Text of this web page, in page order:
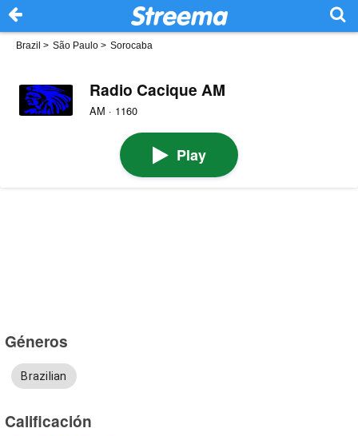
Brazil > São Paulo > Sorocaba
Radio Cacique AM
AM · 1160
Play
Géneros
Brazilian
Calificación